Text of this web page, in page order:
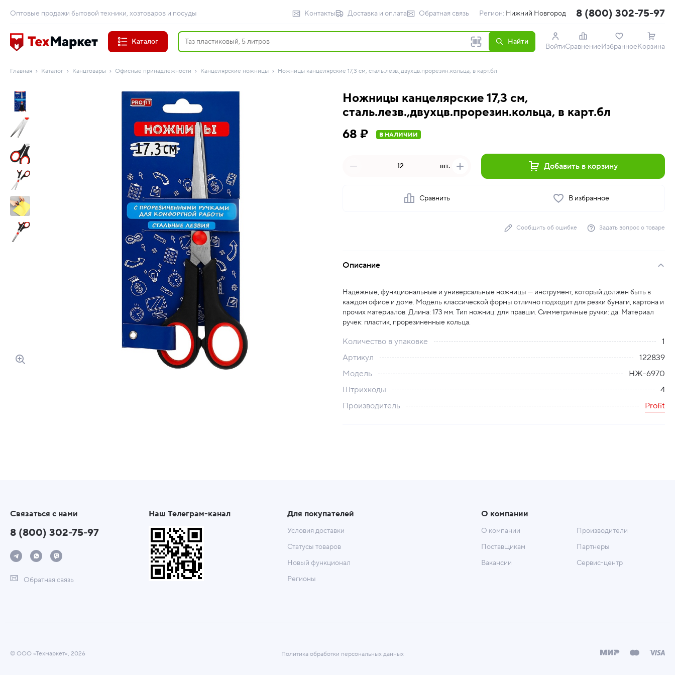
Оптовые продажи бытовой техники, хозтоваров и посуды Контакты Доставка и оплата Обратная связь Регион: Нижний Новгород 8 (800) 302-75-97
Каталог Найти
ВойтиСравнениеИзбранноеКорзина
Главная Каталог Канцтовары Офисные принадлежности Канцелярские ножницы Ножницы канцелярские 17,3 см, сталь.лезв.,двухцв.прорезин.кольца, в карт.бл
Ножницы канцелярские 17,3 см,
сталь.лезв.,двухцв.прорезин.кольца, в карт.бл
68 ₽
В НАЛИЧИИ
шт. Добавить в корзину
Сравнить В избранное
Сообщить об ошибке Задать вопрос о товаре
Описание
Надёжные, функциональные и универсальные ножницы — инструмент, который должен быть в
каждом офисе и доме. Модель классической формы отлично подходит для резки бумаги, картона и
прочих материалов. Длина: 173 мм. Тип ножниц: для правши. Симметричные ручки: да. Материал
ручек: пластик, прорезиненные кольца.
Количество в упаковке
1
Артикул
122839
Модель
НЖ-6970
Штрихкоды
4
Производитель
Profit
Связаться с нами
8 (800) 302-75-97
Обратная связь
Наш Телеграм-канал Для покупателей
Условия доставки
Статусы товаров
Новый функционал
Регионы
О компании
О компании
Поставщикам
Вакансии
Производители
Партнеры
Сервис-центр
© ООО «Техмаркет», 2026 Политика обработки персональных данных